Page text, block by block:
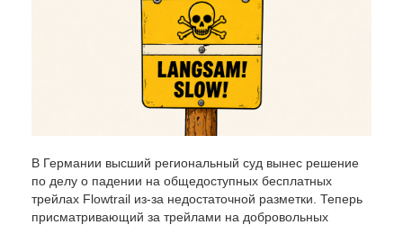
В Германии высший региональный суд вынес решение
по делу о падении на общедоступных бесплатных
трейлах Flowtrail из-за недостаточной разметки. Теперь
присматривающий за трейлами на добровольных